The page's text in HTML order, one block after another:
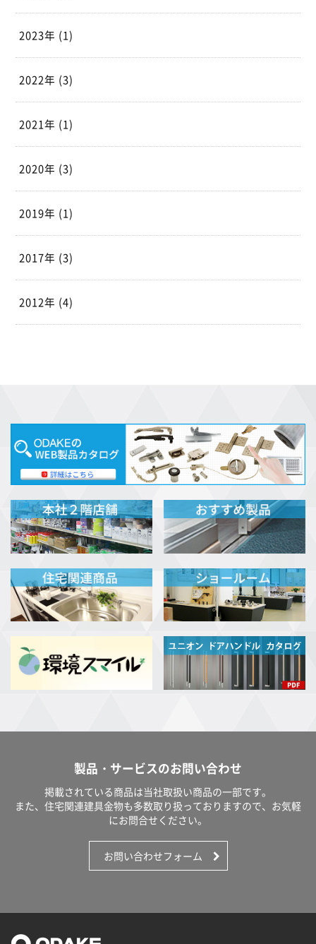
2023年 (1)
2022年 (3)
2021年 (1)
2020年 (3)
2019年 (1)
2017年 (3)
2012年 (4)
製品・サービスのお問い合わせ
掲載されている商品は当社取扱い商品の一部です。
また、住宅関連建具金物も多数取り扱っておりますので、お気軽
にお問合せください。
お問い合わせフォーム